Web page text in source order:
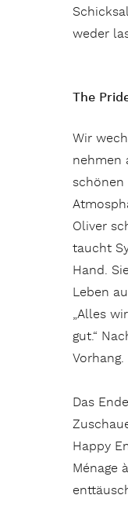
weder
The
Wir
nehmen
schönen
Oliver
taucht
Hand.
Leben
„Alles
gut.“
Vorhang.
Das
Happy
Ménage